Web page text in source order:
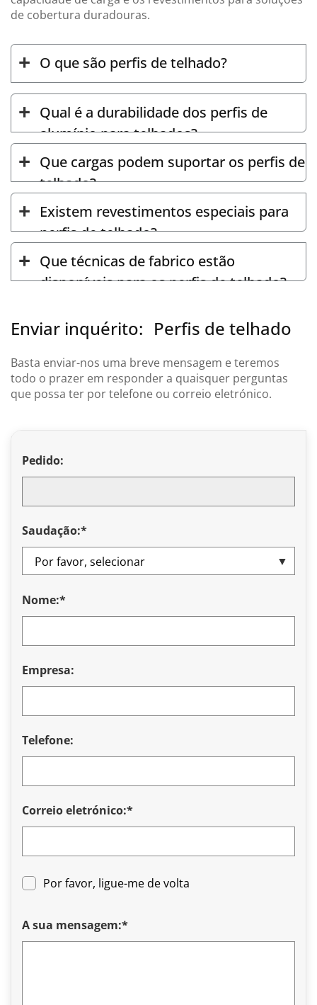
de cobertura duradouras.
O que são perfis de telhado?
Qual é a durabilidade dos perfis de
alumínio para telhados?
Que cargas podem suportar os perfis de
telhado?
Existem revestimentos especiais para
perfis de telhado?
Que técnicas de fabrico estão
disponíveis para os perfis de telhado?
Enviar inquérito: Perfis de telhado
Basta enviar-nos uma breve mensagem e teremos
todo o prazer em responder a quaisquer perguntas
que possa ter por telefone ou correio eletrónico.
Pedido:
Saudação:*
Nome:*
Empresa:
Telefone:
Correio eletrónico:*
Por favor, ligue-me de volta
A sua mensagem:*